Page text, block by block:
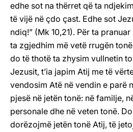
edhe sot na thërret që ta
të vijë në çdo çast. Edhe sot
ndiq!” (Mk 10,21). Për ta
ta zgjedhim më vetë rrugën
do të thotë ta zhysim vullnetin
Jezusit, t’ia japim Atij me të
vendosim Atë në vendin e parë
pjesë në jetën tonë: në familje,
personale dhe në veten tonë.
dorëzojmë jetën tonë Atij, të